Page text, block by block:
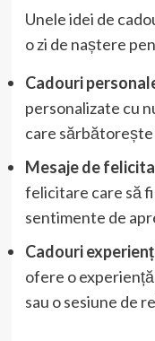
Unele idei de
o zi de naștere
Cadouri
personalizate cu
care sărbătorește
Mesaje de
felicitare care să
sentimente de
Cadouri
ofere o
sau o sesiune de